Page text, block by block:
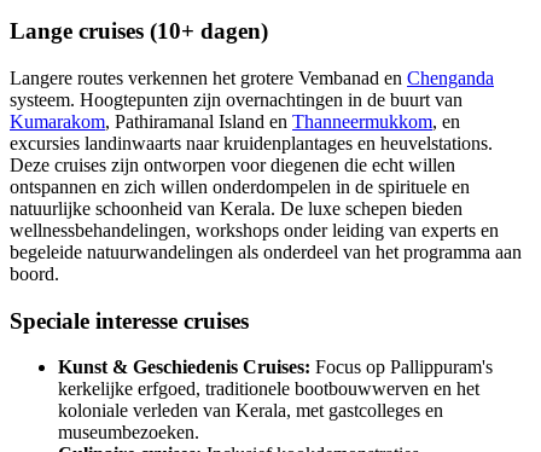
Lange cruises (10+ dagen)
Langere routes verkennen het grotere Vembanad en Chenganda
systeem. Hoogtepunten zijn overnachtingen in de buurt van
Kumarakom, Pathiramanal Island en Thanneermukkom, en
excursies landinwaarts naar kruidenplantages en heuvelstations.
Deze cruises zijn ontworpen voor diegenen die echt willen
ontspannen en zich willen onderdompelen in de spirituele en
natuurlijke schoonheid van Kerala. De luxe schepen bieden
wellnessbehandelingen, workshops onder leiding van experts en
begeleide natuurwandelingen als onderdeel van het programma aan
boord.
Speciale interesse cruises
Kunst & Geschiedenis Cruises: Focus op Pallippuram's
kerkelijke erfgoed, traditionele bootbouwwerven en het
koloniale verleden van Kerala, met gastcolleges en
museumbezoeken.